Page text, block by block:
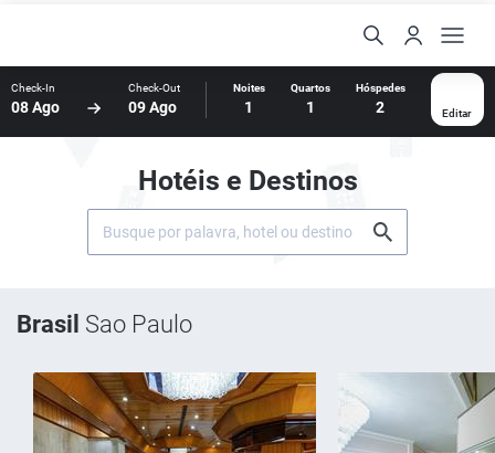
Check-In
08 Ago
Check-Out
09 Ago
Noites
1
Quartos
1
Hóspedes
2 Editar
Hotéis e Destinos
Brasil Sao Paulo